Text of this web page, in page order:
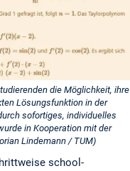
die Möglichkeit, ihre
Lösungsfunktion in der
sofortiges, individuelles
in Kooperation mit der
Lindemann / TUM)
school-